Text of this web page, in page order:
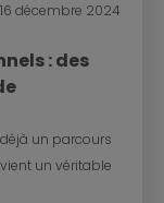
16 décembre 2024
: des
un parcours
un véritable